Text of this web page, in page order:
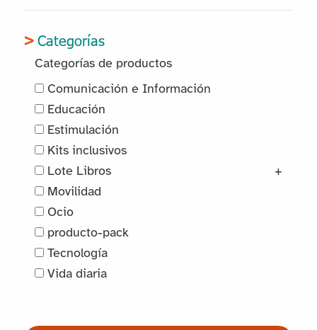
Categorías
Categorías de productos
Comunicación e Información
Educación
Estimulación
Kits inclusivos
Lote Libros
+
Movilidad
Ocio
producto-pack
Tecnología
Vida diaria